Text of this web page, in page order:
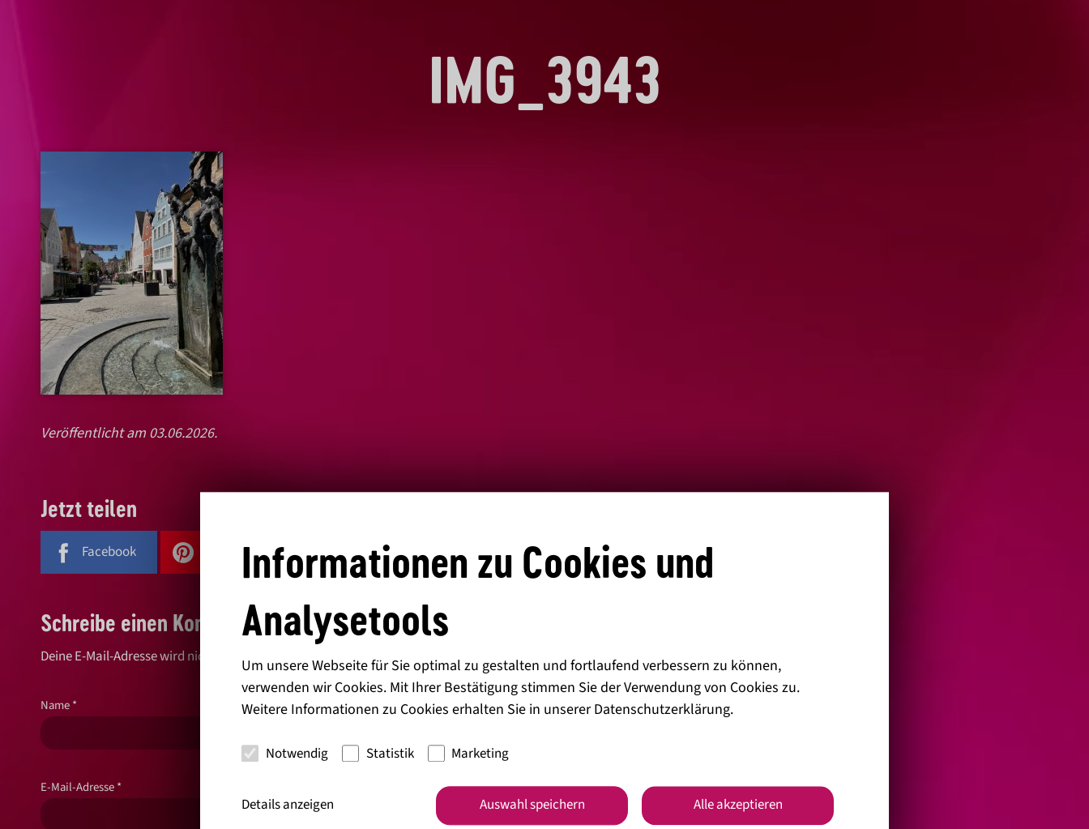
IMG_3943
Veröffentlicht am 03.06.2026.
Jetzt teilen
Facebook Pinterest E-Mail
Schreibe einen Kommentar
Deine E-Mail-Adresse wird nicht veröffentlicht. Erforderliche Felder sind mit markiert
Name*
E-Mail-Adresse*
Informationen zu Cookies und
Analysetools
Um unsere Webseite für Sie optimal zu gestalten und fortlaufend verbessern zu können,
verwenden wir Cookies. Mit Ihrer Bestätigung stimmen Sie der Verwendung von Cookies zu.
Weitere Informationen zu Cookies erhalten Sie in unsererDatenschutzerklärung.
Notwendig Statistik Marketing
Details anzeigen Auswahl speichern Alle akzeptieren